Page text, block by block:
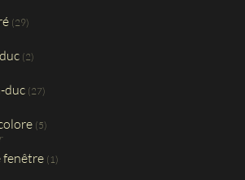
(29)
(2)
duc (27)
(5)
fenêtre (1)